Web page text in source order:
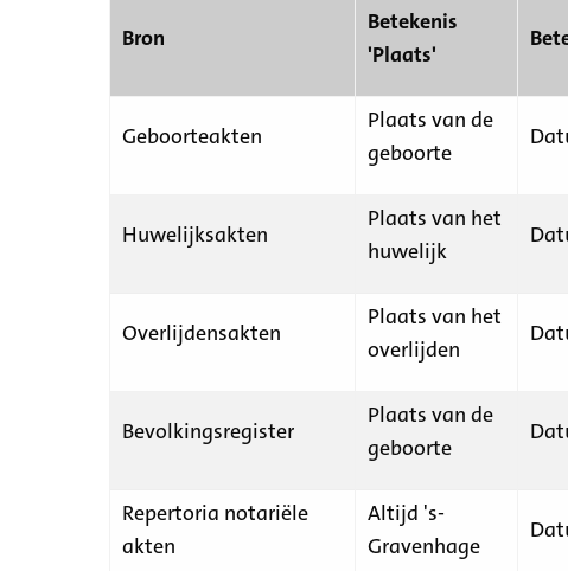
Bron
Betekenis
'Plaats'
Geboorteakten
Plaats van de
geboorte
Huwelijksakten
Plaats van het
huwelijk
Overlijdensakten
Plaats van het
overlijden
Bevolkingsregister
Plaats van de
geboorte
Repertoria notariële
akten
Altijd 's-
Gravenhage